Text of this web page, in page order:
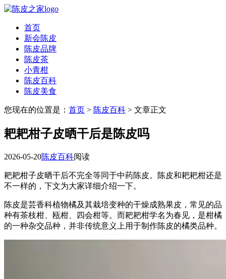
首页
新会陈皮
陈皮品牌
陈皮茶
小青柑
陈皮百科
陈皮美食
您现在的位置是： 首页 > 陈皮百科 > 文章正文
耙耙柑子皮晒干后是陈皮吗
2026-05-20陈皮百科阅读
耙耙柑子皮晒干后不完全等同于中药陈皮。陈皮和耙耙柑还是
不一样的，下文为大家详细介绍一下。
陈皮是芸香科植物橘及其栽培变种的干燥成熟果皮，常见的品
种有茶枝柑、瓯柑、四会柑等。而耙耙柑学名为春见，是柑橘
的一种杂交品种，并非传统意义上用于制作陈皮的橘类品种。